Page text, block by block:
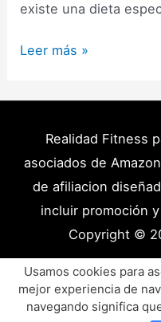
existe una dieta
Dieta
Cómo
(Guía)
Leer más »
Realidad Fitness
asociados de
de afiliacion
incluir promoción
Copyright ©
Políticas de
Disclaimer
Usamos cookies para
mejor experiencia de
navegando significa